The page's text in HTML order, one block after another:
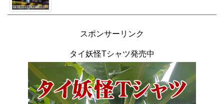
スポンサーリンク
タイ妖怪Tシャツ発売中